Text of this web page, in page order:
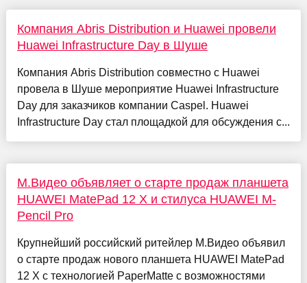
Компания Abris Distribution и Huawei провели
Huawei Infrastructure Day в Шуше
Компания Abris Distribution совместно с Huawei
провела в Шуше мероприятие Huawei Infrastructure
Day для заказчиков компании Caspel. Huawei
Infrastructure Day стал площадкой для обсуждения с...
М.Видео объявляет о старте продаж планшета
HUAWEI MatePad 12 X и стилуса HUAWEI M-
Pencil Pro
Крупнейший российский ритейлер М.Видео объявил
о старте продаж нового планшета HUAWEI MatePad
12 X с технологией PaperMatte с возможностями